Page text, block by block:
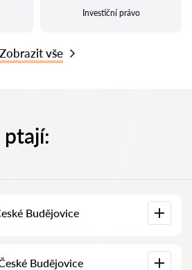
Investiční právo
Zobrazit vše
ptají:
Budějovice
Ceny, recenze,
Budějovice